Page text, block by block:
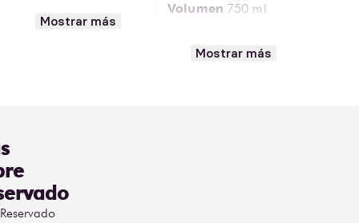
óptimas para producir
proporciones de
Sauvignon y Aspiran
Bouschet, que aportan
complejidad aromática.
Mostrar más
Volumen 750 ml
Alcohólica12% ABV
Mostrar más